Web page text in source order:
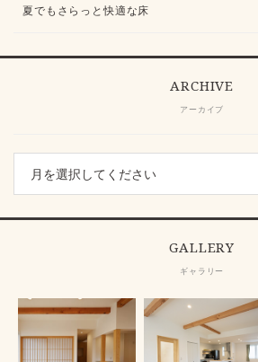
夏でもさらっと快適な床
ARCHIVE
アーカイブ
GALLERY
ギャラリー